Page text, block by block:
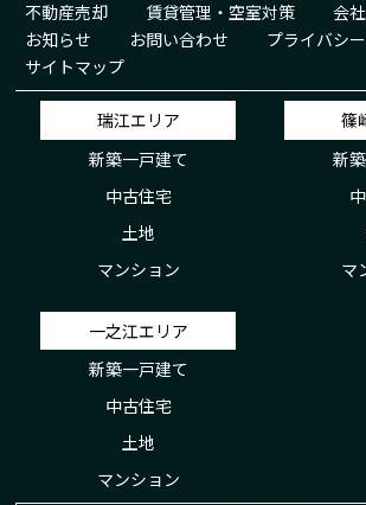
不動産売却 賃貸管理・空室対策
会
お知らせ
お問い合わせ
プライバシ
サイトマップ
瑞江エリア
新築一戸建て
中古住宅
土地
マンション
篠
新
マ
一之江エリア
新築一戸建て
中古住宅
土地
マンション